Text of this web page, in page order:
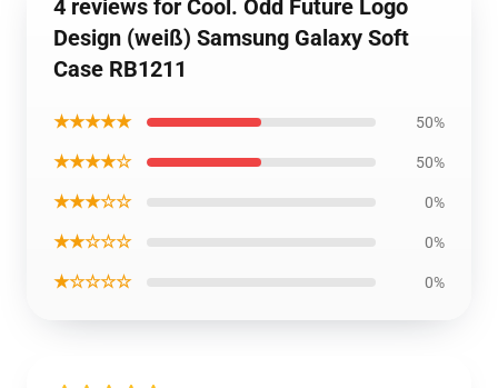
4 reviews for Cool. Odd Future Logo
Design (weiß) Samsung Galaxy Soft
Case RB1211
★★★★★ 50%
★★★★☆ 50%
★★★☆☆ 0%
★★☆☆☆ 0%
★☆☆☆☆ 0%